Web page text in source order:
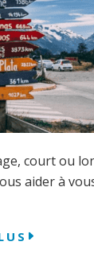
court ou
aider à